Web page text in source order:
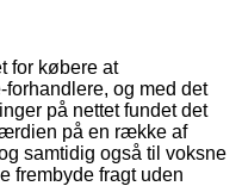
for købere at
og med det
på nettet fundet det
på en række af
samtidig også til voksne
frembyde fragt uden